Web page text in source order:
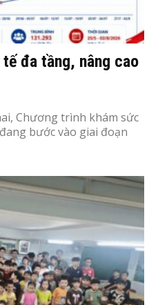
đa tầng, nâng cao
Chương trình khám sức
bước vào giai đoạn